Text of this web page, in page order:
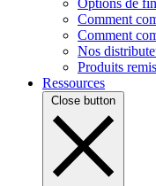
Options de
Comment
Comment
Nos
Produits
Ressources
Close button